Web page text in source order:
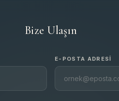
Bize Ulaşın
E-POSTA ADRESI